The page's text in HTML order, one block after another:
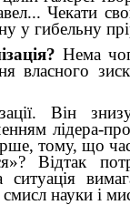
Чекати
у гибельну
Нема
власного
Він
лідера-
тому, що
Відтак
науки і